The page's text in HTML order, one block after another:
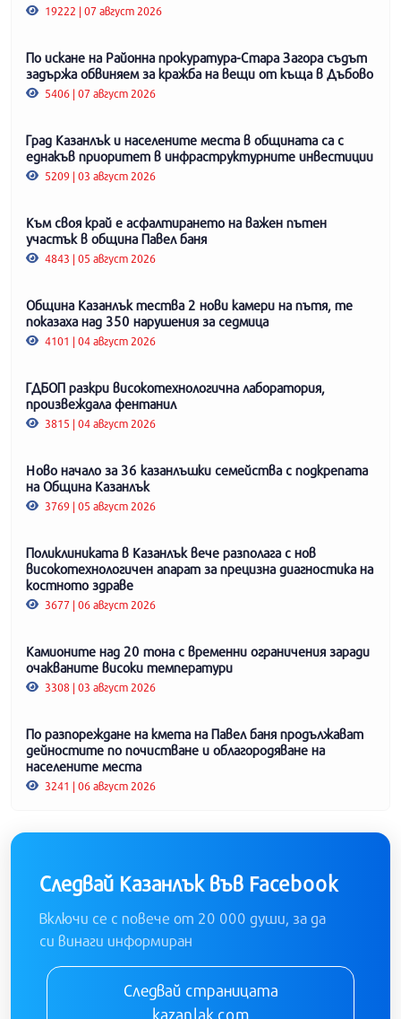
19222 | 07 август 2026
По искане на Районна прокуратура-Стара Загора съдът
задържа обвиняем за кражба на вещи от къща в Дъбово
5406 | 07 август 2026
Град Казанлък и населените места в общината са с
еднакъв приоритет в инфраструктурните инвестиции
5209 | 03 август 2026
Към своя край е асфалтирането на важен пътен
участък в община Павел баня
4843 | 05 август 2026
Община Казанлък тества 2 нови камери на пътя, те
показаха над 350 нарушения за седмица
4101 | 04 август 2026
ГДБОП разкри високотехнологична лаборатория,
произвеждала фентанил
3815 | 04 август 2026
Ново начало за 36 казанлъшки семейства с подкрепата
на Община Казанлък
3769 | 05 август 2026
Поликлиниката в Казанлък вече разполага с нов
високотехнологичен апарат за прецизна диагностика на
костното здраве
3677 | 06 август 2026
Камионите над 20 тона с временни ограничения заради
очакваните високи температури
3308 | 03 август 2026
По разпореждане на кмета на Павел баня продължават
дейностите по почистване и облагородяване на
населените места
3241 | 06 август 2026
Следвай Казанлък във Facebook
Включи се с повече от 20 000 души, за да
си винаги информиран
Следвай страницата
kazanlak.com